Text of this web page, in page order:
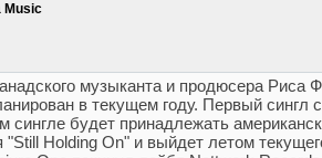
Music
музыканта и продюсера
в текущем году. Первый сингл
сингле будет принадлежать
"Still Holding On" и выйдет летом